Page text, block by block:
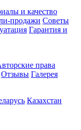
и качество
продажи Советы
Гарантия и
права
Отзывы Галерея
Казахстан